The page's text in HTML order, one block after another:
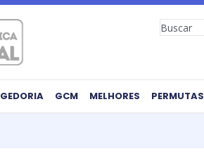
Search
GCM MELHORES PERMUTAS